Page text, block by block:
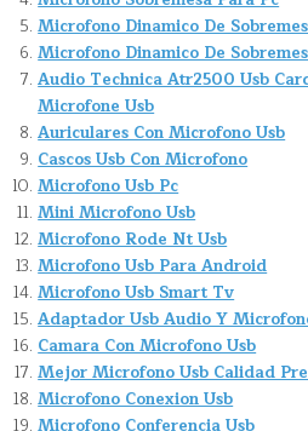
Microfono Dinamico De
Microfono Dinamico De
Audio Technica Atr2500 Usb
Microfone Usb
Auriculares Con Microfono Usb
Cascos Usb Con Microfono
Microfono Usb Pc
Mini Microfono Usb
Microfono Rode Nt Usb
Microfono Usb Para Android
Microfono Usb Smart Tv
Adaptador Usb Audio Y
Camara Con Microfono Usb
Mejor Microfono Usb Calidad
Microfono Conexion Usb